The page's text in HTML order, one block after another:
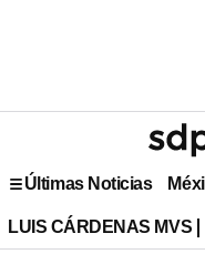
Últimas Noticias
LUIS CÁRDENAS MVS